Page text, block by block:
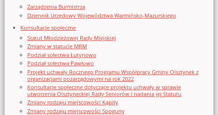
Zarządzenia Burmistrza
Dziennik Urzędowy Województwa Warmińsko-Mazurskiego
Konsultacje społeczne
Statut Młodzieżowej Rady Miejskiej
Zmiany w statucie MRM
Podział sołectwa Łutynowo
Podział sołectwa Pawłowo
Projekt uchwały Rocznego Programu Współpracy Gminy Olsztynek z
organizacjami pozarządowymi na rok 2022
Konsultacje społeczne dotyczące projektu uchwały w sprawie
utworzenia Olsztyneckiej Rady Seniorów i nadania jej Statutu
Zmiany rodzaju miejscowości Kąpity
Zmiany rodzaju miejscowości Spoguny